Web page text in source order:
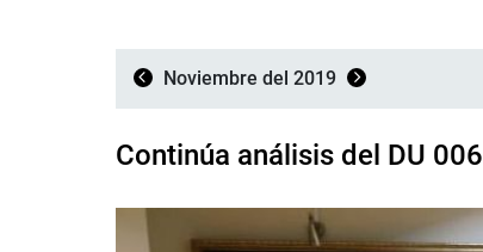
Noviembre del 2019
Continúa análisis del DU 006